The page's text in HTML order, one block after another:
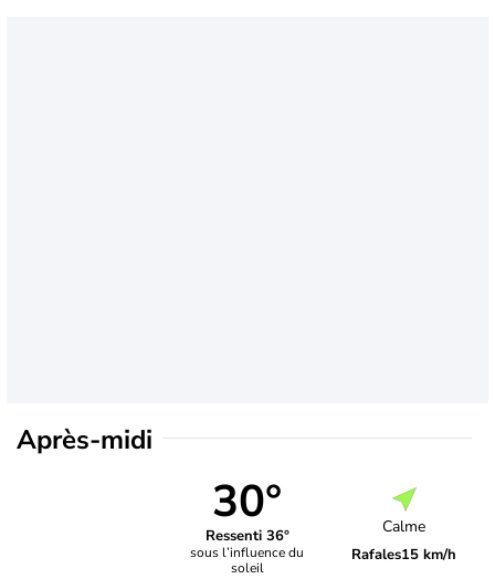
Après-midi
30°
Ressenti 36°
sous l’influence du
soleil
Calme
Rafales15 km/h